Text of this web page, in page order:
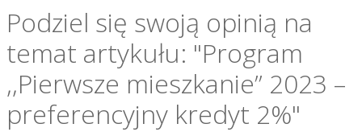
Podziel się swoją opinią na
temat artykułu: "Program
,,Pierwsze mieszkanie’’ 2023 –
preferencyjny kredyt 2%"